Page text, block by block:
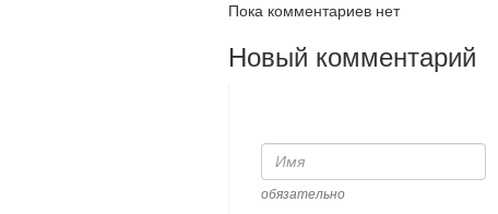
Пока комментариев нет
Новый комментарий
Имя
обязательно